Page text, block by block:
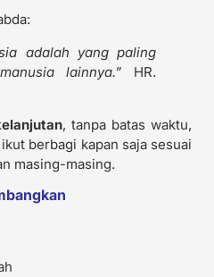
adalah yang paling
lainnya.” HR.
, tanpa batas waktu,
berbagi kapan saja sesuai
masing-masing.